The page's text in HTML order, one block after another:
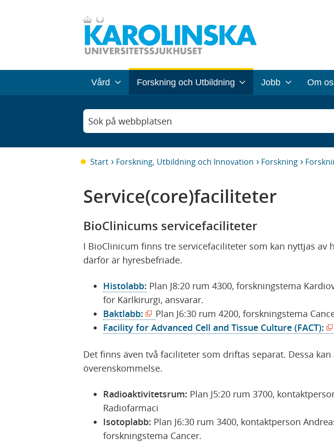
Vård Forskning och Utbildning Jobb Om
Sök på webbplatsen
Start Forskning, Utbildning och Innovation Forskning
Service(core)faciliteter
BioClinicums servicefaciliteter
I BioClinicum finns tre servicefaciliteter som kan nyttjas av
därför är hyresbefriade.
Histolabb: Plan J8:20 rum 4300, forskningstema
för Kärlkirurgi, ansvarar.
Baktlabb:
ö
p
n
s
i
n
y
Plan J6:30 rum 4200, forskningstema
Facility for Advanced Cell and Tissue Culture (FACT):
p
a
i
Det finns även två faciliteter som driftas separat. Dessa
överenskommelse.
Radioaktivitetsrum: Plan J5:20 rum 3700,
Radiofarmaci
Isotoplabb: Plan J6:30 rum 3400, kontaktperson
forskningstema Cancer.